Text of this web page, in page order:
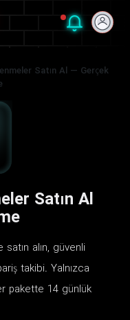
Satın Al — Gerçek
Satın Al
alın, güvenli
takibi. Yalnızca
pakette 14 günlük